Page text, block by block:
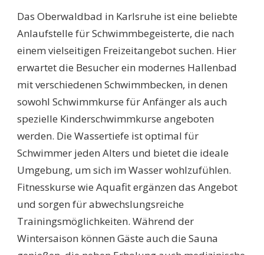
Das Oberwaldbad in Karlsruhe ist eine beliebte
Anlaufstelle für Schwimmbegeisterte, die nach
einem vielseitigen Freizeitangebot suchen. Hier
erwartet die Besucher ein modernes Hallenbad
mit verschiedenen Schwimmbecken, in denen
sowohl Schwimmkurse für Anfänger als auch
spezielle Kinderschwimmkurse angeboten
werden. Die Wassertiefe ist optimal für
Schwimmer jeden Alters und bietet die ideale
Umgebung, um sich im Wasser wohlzufühlen.
Fitnesskurse wie Aquafit ergänzen das Angebot
und sorgen für abwechslungsreiche
Trainingsmöglichkeiten. Während der
Wintersaison können Gäste auch die Sauna